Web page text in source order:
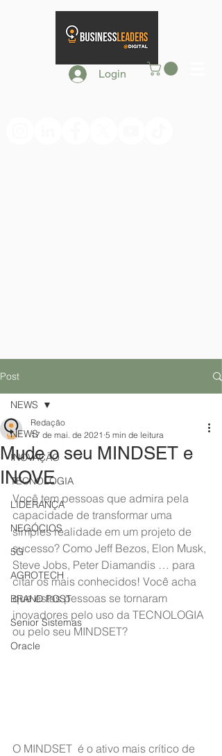
Login
Post
NEWS
INOVAÇÃO
TECNOLOGIA
LIDERANÇA
NEGÓCIOS
5G
AGROTECH
BRAND POST
Senior Sistemas
Oracle
NEWS
Mude o seu MINDSET e
INOVE
Redação
17 de mai. de 2021 5 min de leitura
Você tem pessoas que admira pela
capacidade de transformar uma
simples realidade em um projeto de
sucesso? Como Jeff Bezos, Elon Musk,
Steve Jobs, Peter Diamandis … para
citar os mais conhecidos! Você acha
que estas pessoas se tornaram
inovadores pelo uso da TECNOLOGIA
ou pelo seu MINDSET?
O MINDSET  é o ativo mais crítico de